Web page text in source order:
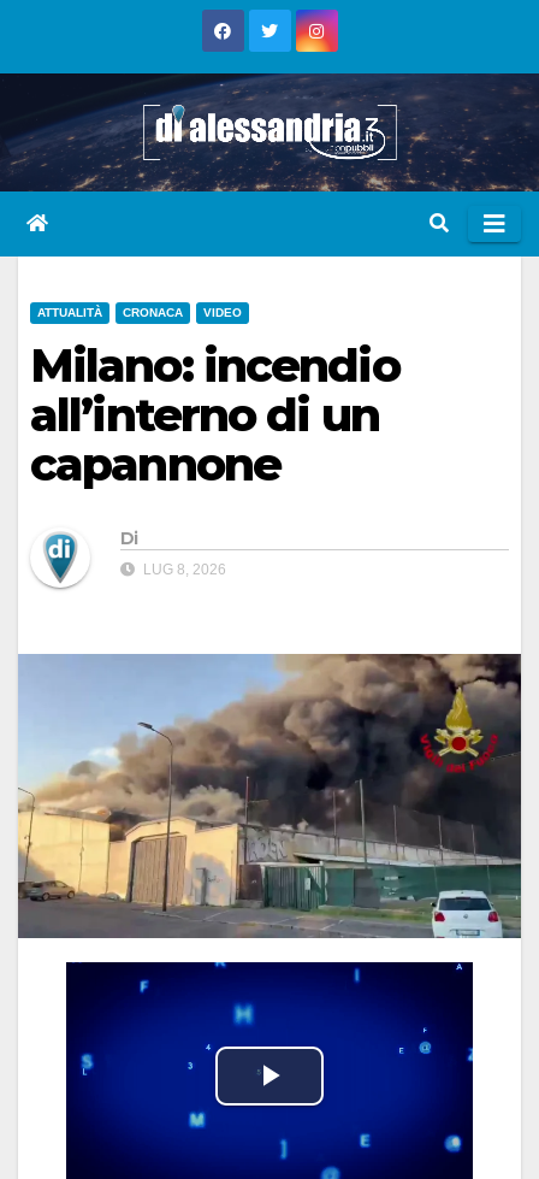
ATTUALITÀ CRONACA VIDEO
Milano: incendio
all’interno di un
capannone
Di
LUG 8, 2026
P
l